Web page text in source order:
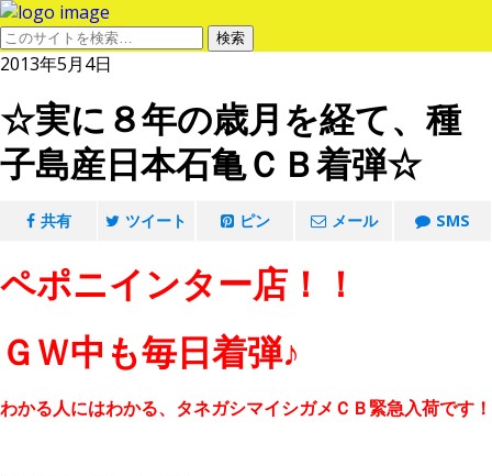
2013年5月4日
☆実に８年の歳月を経て、種
子島産日本石亀ＣＢ着弾☆
共有 ツイート ピン メール SMS
ペポニインター店！！
ＧＷ中も毎日着弾♪
わかる人にはわかる、タネガシマイシガメＣＢ緊急入荷です！